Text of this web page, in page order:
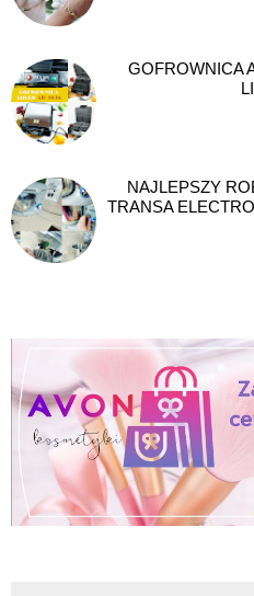
GOFROWNICA
NAJLEPSZY
TRANSA